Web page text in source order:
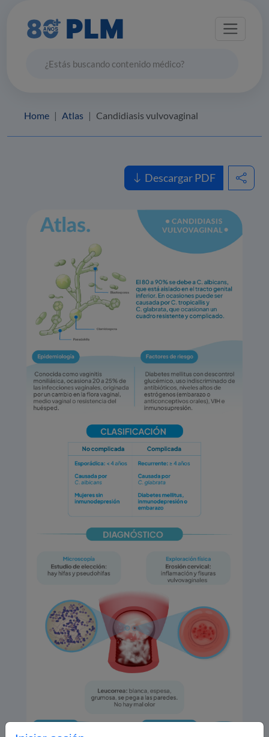
Home Atlas Candidiasis vulvovaginal
Descargar PDF